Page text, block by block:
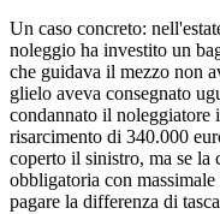
Un caso concreto:
noleggio ha investito un
che guidava il mezzo non
glielo aveva consegnato
condannato il noleggiatore
risarcimento di 340.000
coperto il sinistro, ma se la
obbligatoria con
pagare la differenza di